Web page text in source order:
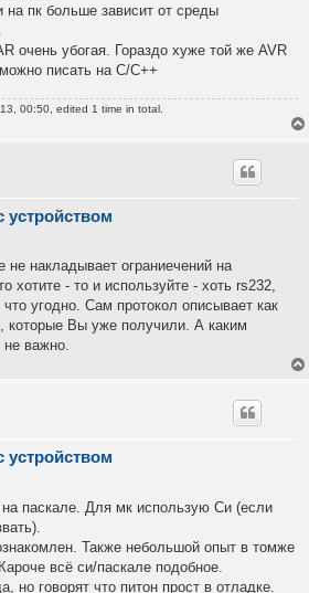
пк больше зависит от среды
очень убогая. Гораздо хуже той же AVR
писать на С/С++
00:50, edited 1 time in total.
накладывает ограниечений на
хотите - то и используйте - хоть rs232,
угодно. Сам протокол описывает как
которые Вы уже получили. А каким
не важно.
паскале. Для мк использую Си (если
Также небольшой опыт в томже
всё си/паскале подобное.
но говорят что питон прост в отладке.